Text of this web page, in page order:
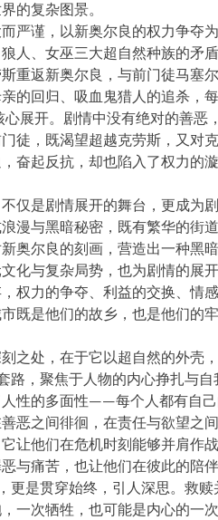
的复杂图景。
严谨，以新奥尔良的权力争夺
人、女巫三大超自然种族的矛
重返新奥尔良，与前门徒马塞
的回归、吸血鬼猎人的追杀，
心展开。剧情中没有绝对的善
徒，既渴望超越克劳斯，又对
奋起反抗，却也陷入了权力的
仅是剧情展开的舞台，更成为
漫与黑暗秘密，既有繁华的街
奥尔良的刻画，营造出一种黑
化与复杂局势，也为剧情的
权力的争夺、利益的交换、情
既是他们的故乡，也是他们的
刻之处，在于它以超自然的外壳
路，聚焦于人物的内心挣扎与
性的多面性——每个人都有自
恶之间徘徊，在责任与欲望之
让他们在危机时刻能够并肩作
与痛苦，也让他们在彼此的陪
更是贯穿始终，引人深思。救
一次牺牲，也可能是内心的一